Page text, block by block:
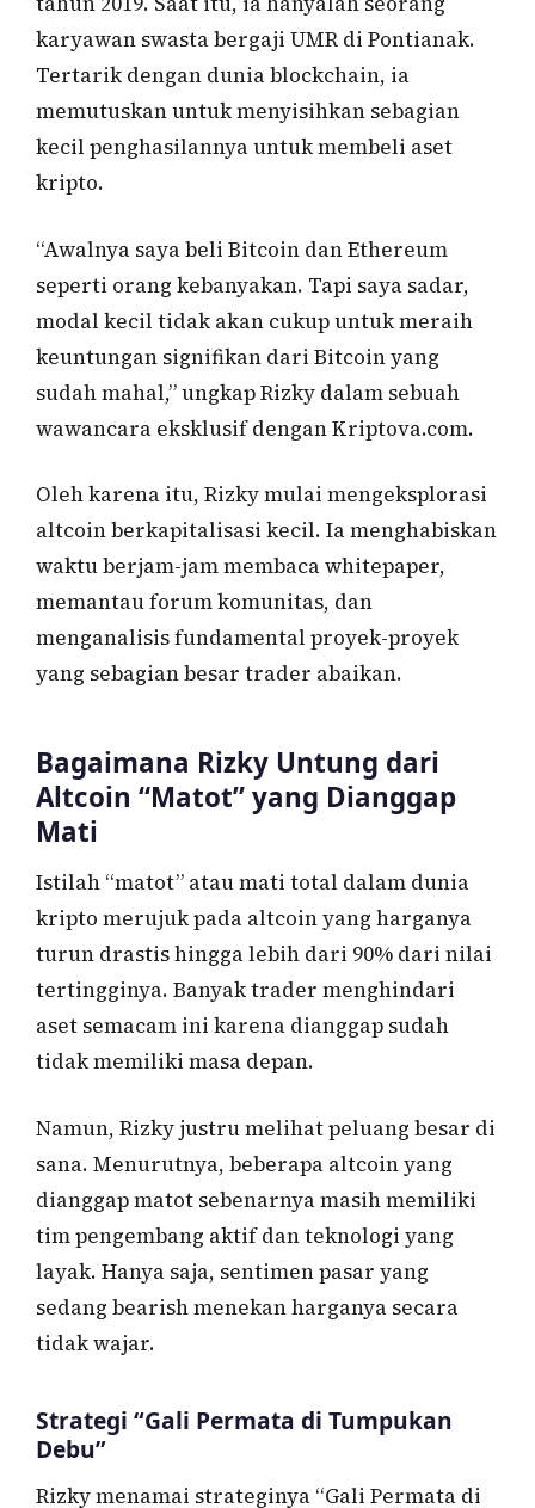
karyawan swasta bergaji UMR di Pontianak.
Tertarik dengan dunia blockchain, ia
memutuskan untuk menyisihkan sebagian
kecil penghasilannya untuk membeli aset
kripto.
“Awalnya saya beli Bitcoin dan Ethereum
seperti orang kebanyakan. Tapi saya sadar,
modal kecil tidak akan cukup untuk meraih
keuntungan signifikan dari Bitcoin yang
sudah mahal,” ungkap Rizky dalam sebuah
wawancara eksklusif dengan Kriptova.com.
Oleh karena itu, Rizky mulai mengeksplorasi
altcoin berkapitalisasi kecil. Ia menghabiskan
waktu berjam-jam membaca whitepaper,
memantau forum komunitas, dan
menganalisis fundamental proyek-proyek
yang sebagian besar trader abaikan.
Bagaimana Rizky Untung dari
Altcoin “Matot” yang Dianggap
Mati
Istilah “matot” atau mati total dalam dunia
kripto merujuk pada altcoin yang harganya
turun drastis hingga lebih dari 90% dari nilai
tertingginya. Banyak trader menghindari
aset semacam ini karena dianggap sudah
tidak memiliki masa depan.
Namun, Rizky justru melihat peluang besar di
sana. Menurutnya, beberapa altcoin yang
dianggap matot sebenarnya masih memiliki
tim pengembang aktif dan teknologi yang
layak. Hanya saja, sentimen pasar yang
sedang bearish menekan harganya secara
tidak wajar.
Strategi “Gali Permata di Tumpukan
Debu”
Rizky menamai strateginya “Gali Permata di